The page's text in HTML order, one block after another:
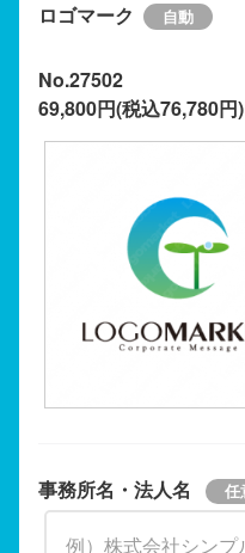
ロゴマーク
No.27502
69,800円(税込76,780円)
事務所名・法人名